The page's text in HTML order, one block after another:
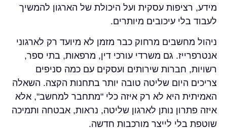
מידע, רציפות עסקית ועל היכולת של הארגון להמשיך
לעבוד בלי עיכובים מיותרים.
ניהול מחשבים מרחוק כבר מזמן לא מיועד רק לארגוני
אנטרפרייז. גם משרדי עורכי דין, מרפאות, בתי ספר,
רשויות, חברות שירותים ועסקים עם כמה סניפים
צריכים היום שליטה טובה יותר בתחנות הקצה. השאלה
האמיתית היא לא רק איזה כלי "מתחבר למחשב", אלא
איזה פתרון נותן לארגון שליטה, נראות, אבטחה ותמיכה
שוטפת בלי לייצר מורכבות חדשה.